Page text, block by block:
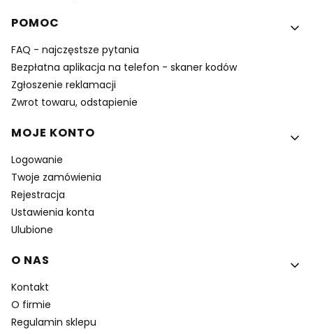
POMOC
FAQ - najczęstsze pytania
Bezpłatna aplikacja na telefon - skaner kodów
Zgłoszenie reklamacji
Zwrot towaru, odstapienie
MOJE KONTO
Logowanie
Twoje zamówienia
Rejestracja
Ustawienia konta
Ulubione
O NAS
Kontakt
O firmie
Regulamin sklepu